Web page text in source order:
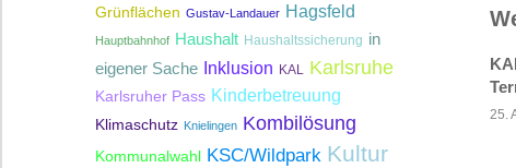
25.
Grünflächen Gustav-Landauer Hagsfeld
Hauptbahnhof Haushalt Haushaltssicherung in
eigener Sache Inklusion KAL Karlsruhe
Karlsruher Pass Kinderbetreuung
Klimaschutz Knielingen Kombilösung
Kommunalwahl KSC/Wildpark Kultur